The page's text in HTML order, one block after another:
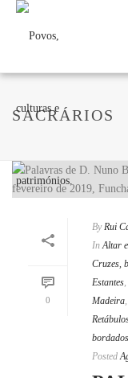
SACRÁRIOS
0
By Rui
In Altar
Cruzes,
Estantes,
Madeira,
bordados
Posted